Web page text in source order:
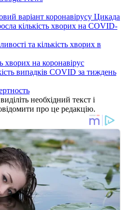
варіант коронавірусу Цикада
кількість хворих на COVID-
та кількість хворих в
хворих на коронавірус
випадків COVID за тиждень
необхідний текст і
про це редакцію.